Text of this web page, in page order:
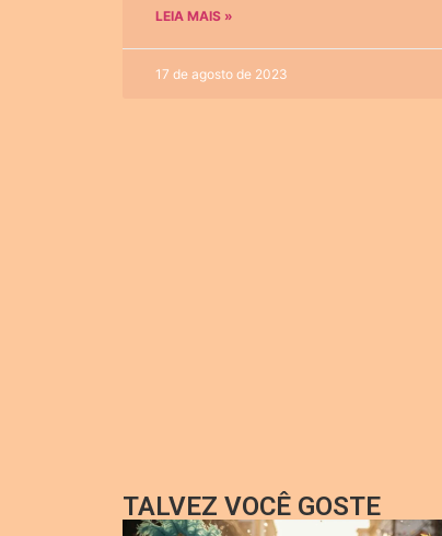
LEIA MAIS »
17 de agosto de 2023
TALVEZ VOCÊ GOSTE